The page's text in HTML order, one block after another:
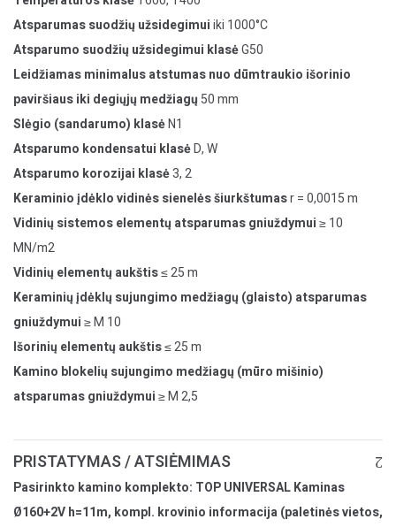
Atsparumas suodžių užsidegimuiiki 1000°C
Atsparumo suodžių užsidegimui klasėG50
Leidžiamas minimalus atstumas nuo dūmtraukio išorinio
paviršiaus iki degiųjų medžiagų 50 mm
Slėgio (sandarumo) klasėN1
Atsparumo kondensatui klasėD, W
Atsparumo korozijai klasė3, 2
Keraminio įdėklo vidinės sienelės šiurkštumasr = 0,0015 m
Vidinių sistemos elementų atsparumas gniuždymui≥ 10
MN/m2
Vidinių elementų aukštis≤ 25 m
Keraminių įdėklų sujungimo medžiagų (glaisto) atsparumas
gniuždymui≥ M 10
Išorinių elementų aukštis≤ 25 m
Kamino blokelių sujungimo medžiagų (mūro mišinio)
atsparumas gniuždymui≥ M 2,5
PRISTATYMAS / ATSIĖMIMAS
Pasirinkto kamino komplekto: TOP UNIVERSAL Kaminas
Ø160+2V h=11m, kompl. krovinio informacija (paletinės vietos,